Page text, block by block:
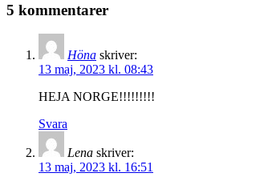
5 kommentarer
Höna skriver:
13 maj, 2023 kl. 08:43
HEJA NORGE!!!!!!!!!
Svara
Lena skriver:
13 maj, 2023 kl. 16:51